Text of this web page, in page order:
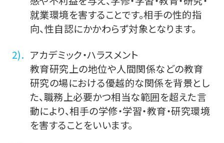
就業環境を害することです。相手の性的指
向、性自認にかかわらず対象となります。
アカデミック・ハラスメント
教育研究上の地位や人間関係などの教育
研究の場における優越的な関係を背景とし
た、職務上必要かつ相当な範囲を超えた言
動により、相手の学修・学習・教育・研究環境
を害することをいいます。